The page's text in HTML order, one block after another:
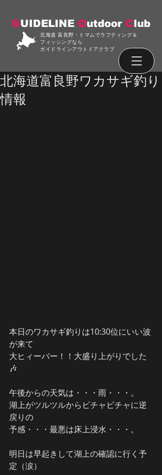
GUIDELINE Outdoor Club
北海道 富良野・トマムでラフティング＆
フィッシングなら
ガイドラインアウトドアクラブ
北海道富良野ワカサギ釣り
情報
本日のワカサギ釣りは10:30位にいい波
が来て
大ヒィーバー！！大盛り上がりでした
🎶
午後からの天気は・・・雨・・・。
湖上がツルツルからビチャビチャに逆
戻りの
予感・・・最悪は床上浸水・・・。
明日は早起きして湖上の確認に行く予
定（涙）